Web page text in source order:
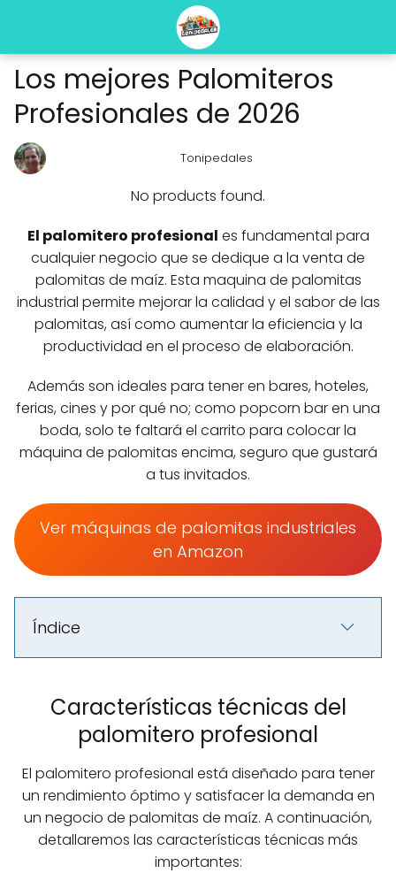
Los mejores Palomiteros
Profesionales de 2026
Tonipedales
No products found.
El palomitero profesional es fundamental para
cualquier negocio que se dedique a la venta de
palomitas de maíz. Esta maquina de palomitas
industrial permite mejorar la calidad y el sabor de las
palomitas, así como aumentar la eficiencia y la
productividad en el proceso de elaboración.
Además son ideales para tener en bares, hoteles,
ferias, cines y por qué no; como popcorn bar en una
boda, solo te faltará el carrito para colocar la
máquina de palomitas encima, seguro que gustará
a tus invitados.
Ver máquinas de palomitas industriales
en Amazon
Índice
Características técnicas del
palomitero profesional
El palomitero profesional está diseñado para tener
un rendimiento óptimo y satisfacer la demanda en
un negocio de palomitas de maíz. A continuación,
detallaremos las características técnicas más
importantes: